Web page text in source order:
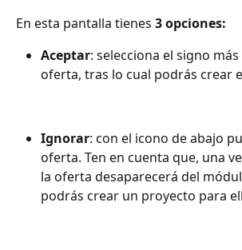
En esta pantalla tienes 3 opciones:
Aceptar: selecciona el signo
oferta, tras lo cual podrás crear
Ignorar: con el icono de abajo
oferta. Ten en cuenta que, una
la oferta desaparecerá del
podrás crear un proyecto para